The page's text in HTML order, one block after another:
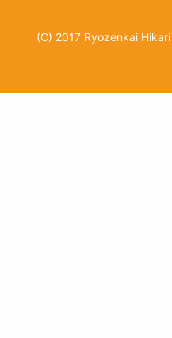
(C) 2017 Ryozenkai